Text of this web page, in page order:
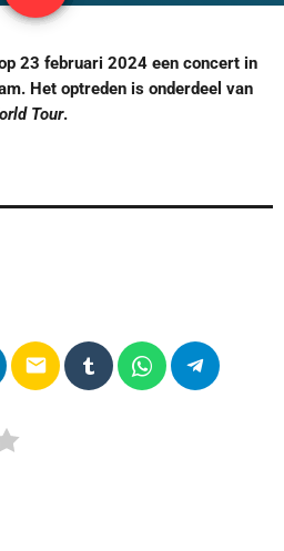
23 februari 2024 een concert in
Het optreden is onderdeel van
Tour.
email